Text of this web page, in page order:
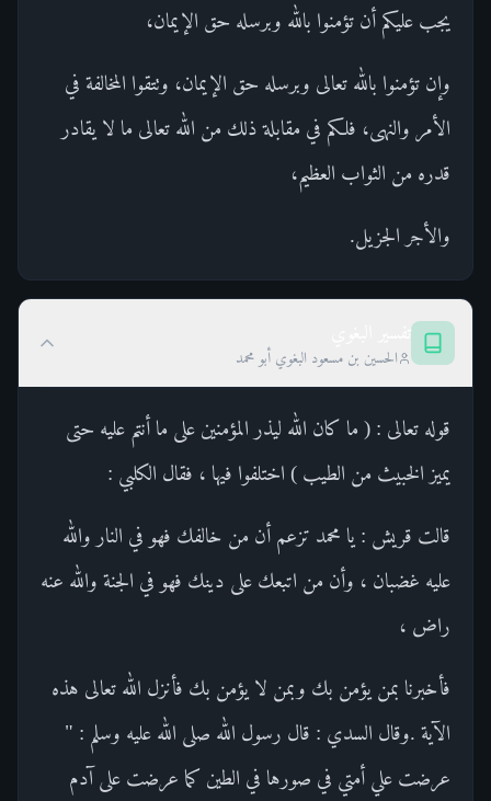
يجب عليكم أن تؤمنوا بالله وبرسله حق الإيمان،
وإن تؤمنوا بالله تعالى وبرسله حق الإيمان، وتتقوا المخالفة في
الأمر والنهى، فلكم في مقابلة ذلك من الله تعالى ما لا يقادر
قدره من الثواب العظيم،
والأجر الجزيل.
الحسين بن مسعود البغوي أبو محمد
قوله تعالى : ( ما كان الله ليذر المؤمنين على ما أنتم عليه حتى
يميز الخبيث من الطيب ) اختلفوا فيها ، فقال الكلبي :
قالت قريش : يا محمد تزعم أن من خالفك فهو في النار والله
عليه غضبان ، وأن من اتبعك على دينك فهو في الجنة والله عنه
راض ،
فأخبرنا بمن يؤمن بك وبمن لا يؤمن بك فأنزل الله تعالى هذه
الآية .وقال السدي : قال رسول الله صلى الله عليه وسلم : "
عرضت علي أمتي في صورها في الطين كما عرضت على آدم